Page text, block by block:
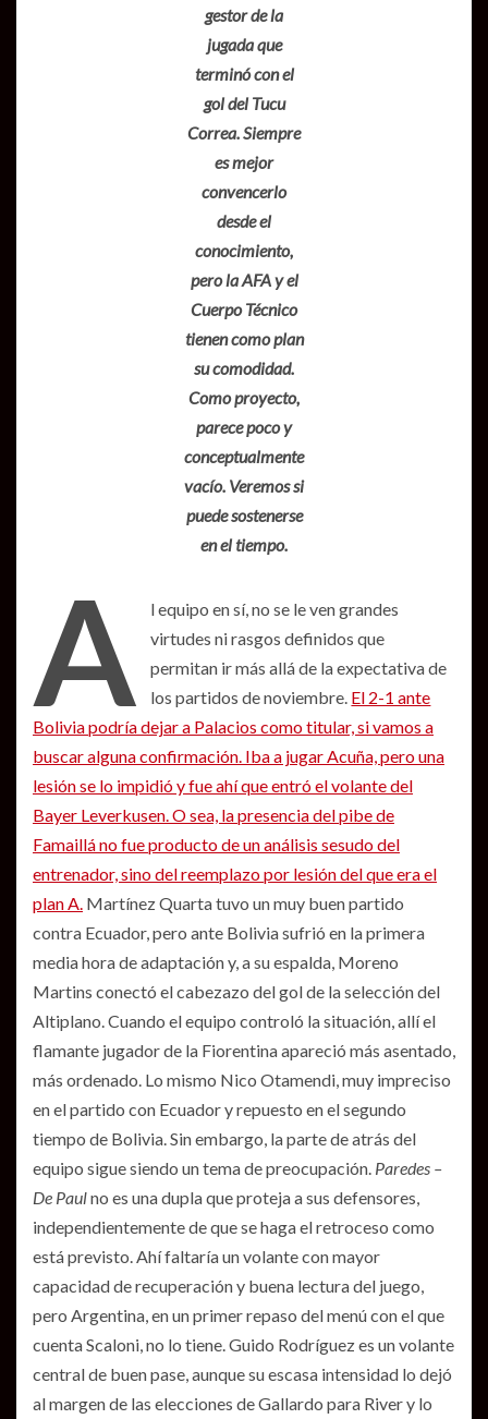
gestor de la
jugada que
terminó con el
gol del Tucu
Correa. Siempre
es mejor
convencerlo
desde el
conocimiento,
pero la AFA y el
Cuerpo Técnico
tienen como plan
su comodidad.
Como proyecto,
parece poco y
conceptualmente
vacío. Veremos si
puede sostenerse
en el tiempo.
A
l equipo en sí, no se le ven grandes
virtudes ni rasgos definidos que
permitan ir más allá de la expectativa de
los partidos de noviembre. El 2-1 ante
Bolivia podría dejar a Palacios como titular, si vamos a
buscar alguna confirmación. Iba a jugar Acuña, pero una
lesión se lo impidió y fue ahí que entró el volante del
Bayer Leverkusen. O sea, la presencia del pibe de
Famaillá no fue producto de un análisis sesudo del
entrenador, sino del reemplazo por lesión del que era el
plan A. Martínez Quarta tuvo un muy buen partido
contra Ecuador, pero ante Bolivia sufrió en la primera
media hora de adaptación y, a su espalda, Moreno
Martins conectó el cabezazo del gol de la selección del
Altiplano. Cuando el equipo controló la situación, allí el
flamante jugador de la Fiorentina apareció más asentado,
más ordenado. Lo mismo Nico Otamendi, muy impreciso
en el partido con Ecuador y repuesto en el segundo
tiempo de Bolivia. Sin embargo, la parte de atrás del
equipo sigue siendo un tema de preocupación. Paredes –
De Paulno es una dupla que proteja a sus defensores,
independientemente de que se haga el retroceso como
está previsto. Ahí faltaría un volante con mayor
capacidad de recuperación y buena lectura del juego,
pero Argentina, en un primer repaso del menú con el que
cuenta Scaloni, no lo tiene. Guido Rodríguez es un volante
central de buen pase, aunque su escasa intensidad lo dejó
al margen de las elecciones de Gallardo para River y lo